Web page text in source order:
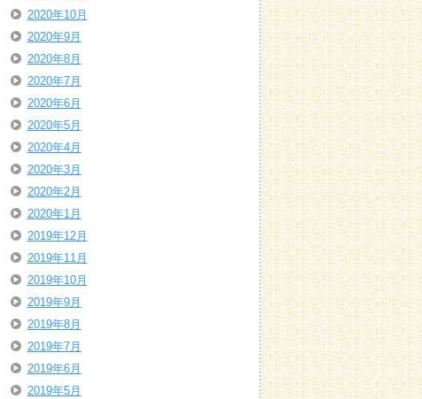
2020年10月
2020年9月
2020年8月
2020年7月
2020年6月
2020年5月
2020年4月
2020年3月
2020年2月
2020年1月
2019年12月
2019年11月
2019年10月
2019年9月
2019年8月
2019年7月
2019年6月
2019年5月